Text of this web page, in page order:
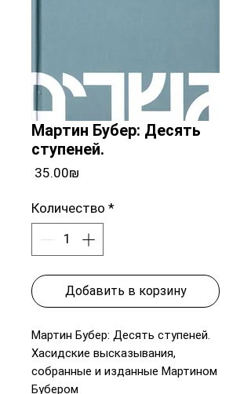
Мартин Бубер: Десять
ступеней.
‏35.00 ‏₪
Количество *
Добавить в корзину
Мартин Бубер: Десять ступеней.
Хасидские высказывания,
собранные и изданные Мартином
Бубером